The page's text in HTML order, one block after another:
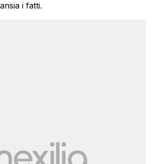
i fatti.